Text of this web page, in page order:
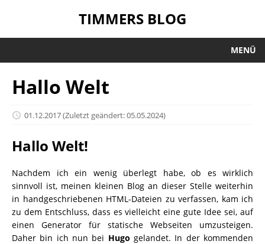
TIMMERS BLOG
MENÜ
Hallo Welt
01.12.2017(Zuletzt geändert: 05.05.2024)
Hallo Welt!
Nachdem ich ein wenig überlegt habe, ob es wirklich
sinnvoll ist, meinen kleinen Blog an dieser Stelle weiterhin
in handgeschriebenen HTML-Dateien zu verfassen, kam ich
zu dem Entschluss, dass es vielleicht eine gute Idee sei, auf
einen Generator für statische Webseiten umzusteigen.
Daher bin ich nun bei Hugo gelandet. In der kommenden